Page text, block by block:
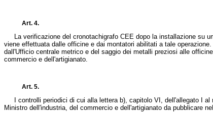
Art. 4.
La verificazione del cronotachigrafo CEE dopo la installazione su
viene effettuata dalle officine e dai montatori abilitati a tale
dall'Ufficio centrale metrico e del saggio dei metalli preziosi alle
commercio e dell'artigianato.
Art. 5.
I controlli periodici di cui alla lettera b), capitolo VI, dell'allegato I al
Ministro dell'industria, del commercio e dell'artigianato da pubblicare